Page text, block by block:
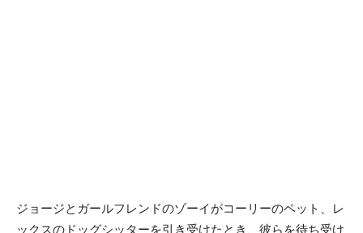
ジョージとガールフレンドのゾーイがコーリーのペット、レ
ックスのドッグシッターを引き受けたとき、彼らを待ち受け